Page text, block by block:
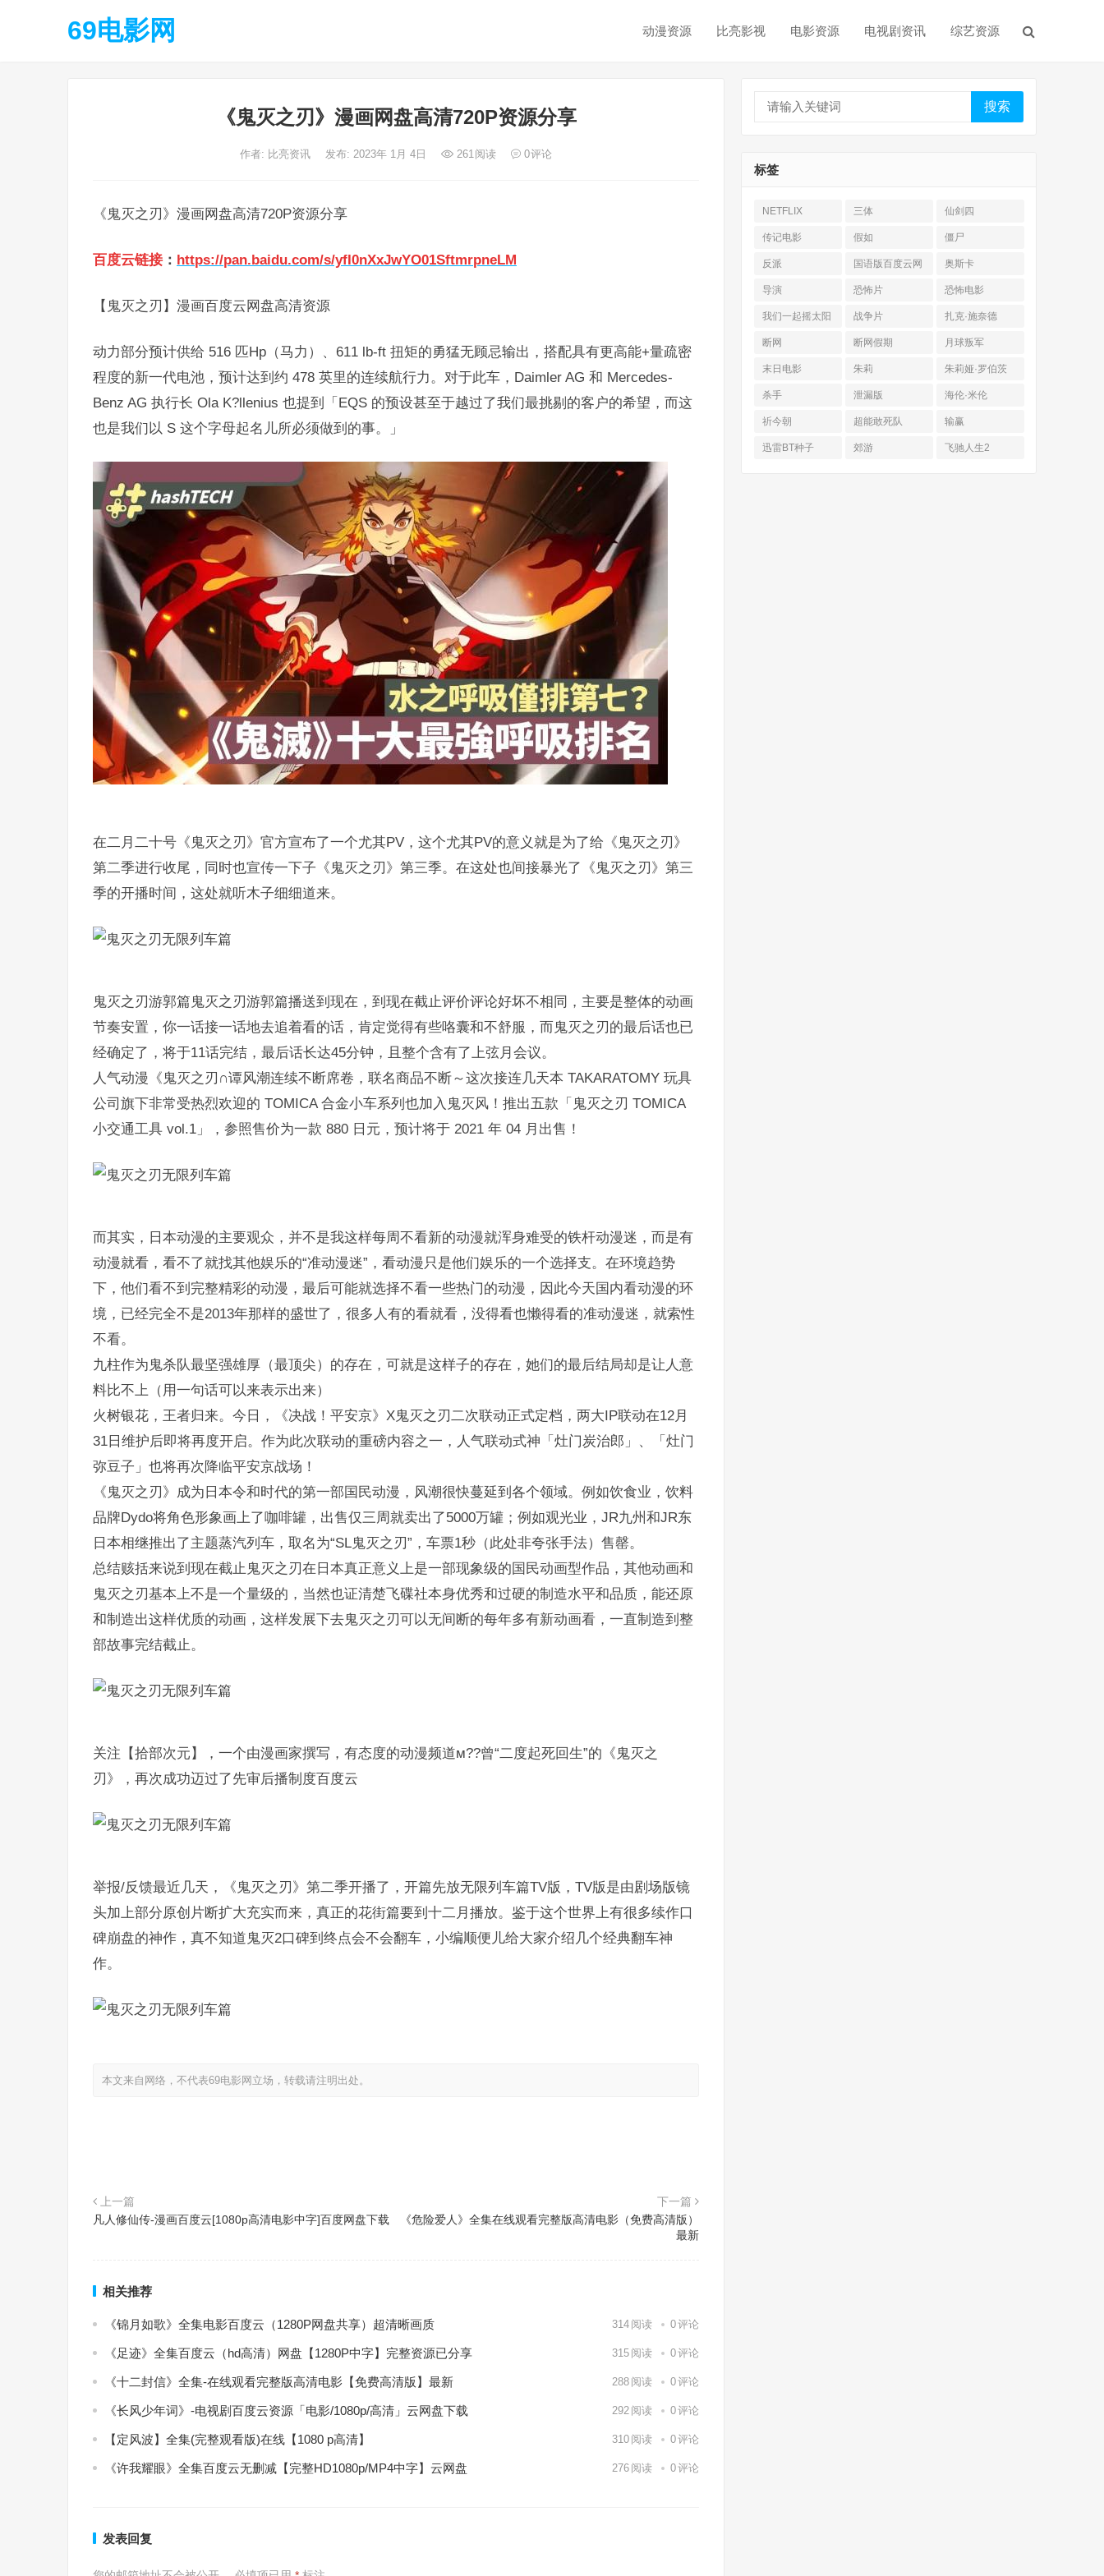
69电影网 动漫资源 比亮影视 电影资源 电视剧资讯 综艺资源
《鬼灭之刃》漫画网盘高清720P资源分享
作者: 比亮资讯 发布: 2023年 1月 4日 261阅读 0评论
《鬼灭之刃》漫画网盘高清720P资源分享
百度云链接 ： https://pan.baidu.com/s/yfI0nXxJwYO01SftmrpneLM
【鬼灭之刃】漫画百度云网盘高清资源
动力部分预计供给 516 匹Hp（马力）、611 lb-ft 扭矩的勇猛无顾忌输出，搭配具有更高能+量疏密
程度的新一代电池，预计达到约 478 英里的连续航行力。对于此车，Daimler AG 和 Mercedes-
Benz AG 执行长 Ola K?llenius 也提到「EQS 的预设甚至于越过了我们最挑剔的客户的希望，而这
也是我们以 S 这个字母起名儿所必须做到的事。」
在二月二十号《鬼灭之刃》官方宣布了一个尤其PV，这个尤其PV的意义就是为了给《鬼灭之刃》
第二季进行收尾，同时也宣传一下子《鬼灭之刃》第三季。在这处也间接暴光了《鬼灭之刃》第三
季的开播时间，这处就听木子细细道来。
鬼灭之刃游郭篇鬼灭之刃游郭篇播送到现在，到现在截止评价评论好坏不相同，主要是整体的动画
节奏安置，你一话接一话地去追着看的话，肯定觉得有些咯囊和不舒服，而鬼灭之刃的最后话也已
经确定了，将于11话完结，最后话长达45分钟，且整个含有了上弦月会议。
人气动漫《鬼灭之刃∩谭风潮连续不断席卷，联名商品不断～这次接连几天本 TAKARATOMY 玩具
公司旗下非常受热烈欢迎的 TOMICA 合金小车系列也加入鬼灭风！推出五款「鬼灭之刃 TOMICA
小交通工具 vol.1」，参照售价为一款 880 日元，预计将于 2021 年 04 月出售！
而其实，日本动漫的主要观众，并不是我这样每周不看新的动漫就浑身难受的铁杆动漫迷，而是有
动漫就看，看不了就找其他娱乐的“准动漫迷”，看动漫只是他们娱乐的一个选择支。在环境趋势
下，他们看不到完整精彩的动漫，最后可能就选择不看一些热门的动漫，因此今天国内看动漫的环
境，已经完全不是2013年那样的盛世了，很多人有的看就看，没得看也懒得看的准动漫迷，就索性
不看。
九柱作为鬼杀队最坚强雄厚（最顶尖）的存在，可就是这样子的存在，她们的最后结局却是让人意
料比不上（用一句话可以来表示出来）
火树银花，王者归来。今日，《决战！平安京》X鬼灭之刃二次联动正式定档，两大IP联动在12月
31日维护后即将再度开启。作为此次联动的重磅内容之一，人气联动式神「灶门炭治郎」、「灶门
弥豆子」也将再次降临平安京战场！
《鬼灭之刃》成为日本令和时代的第一部国民动漫，风潮很快蔓延到各个领域。例如饮食业，饮料
品牌Dydo将角色形象画上了咖啡罐，出售仅三周就卖出了5000万罐；例如观光业，JR九州和JR东
日本相继推出了主题蒸汽列车，取名为“SL鬼灭之刃”，车票1秒（此处非夸张手法）售罄。
总结赅括来说到现在截止鬼灭之刃在日本真正意义上是一部现象级的国民动画型作品，其他动画和
鬼灭之刃基本上不是一个量级的，当然也证清楚飞碟社本身优秀和过硬的制造水平和品质，能还原
和制造出这样优质的动画，这样发展下去鬼灭之刃可以无间断的每年多有新动画看，一直制造到整
部故事完结截止。
关注【拾部次元】，一个由漫画家撰写，有态度的动漫频道м??曾“二度起死回生”的《鬼灭之
刃》，再次成功迈过了先审后播制度百度云
举报/反馈最近几天，《鬼灭之刃》第二季开播了，开篇先放无限列车篇TV版，TV版是由剧场版镜
头加上部分原创片断扩大充实而来，真正的花街篇要到十二月播放。鉴于这个世界上有很多续作口
碑崩盘的神作，真不知道鬼灭2口碑到终点会不会翻车，小编顺便儿给大家介绍几个经典翻车神
作。
本文来自网络，不代表69电影网立场，转载请注明出处。
上一篇
凡人修仙传-漫画百度云[1080p高清电影中字]百度网盘下载
下一篇
《危险爱人》全集在线观看完整版高清电影（免费高清版）
最新
相关推荐
《锦月如歌》全集电影百度云（1280P网盘共享）超清晰画质 314 阅读 0评论
《足迹》全集百度云（hd高清）网盘【1280P中字】完整资源已分享 315 阅读 0评论
《十二封信》全集-在线观看完整版高清电影【免费高清版】最新 288 阅读 0评论
《长风少年词》-电视剧百度云资源「电影/1080p/高清」云网盘下载 292 阅读 0评论
【定风波】全集(完整观看版)在线【1080 p高清】 310 阅读 0评论
《许我耀眼》全集百度云无删减【完整HD1080p/MP4中字】云网盘 276 阅读 0评论
发表回复
搜索
标签
NETFLIX 三体 仙剑四
传记电影 假如 僵尸
反派
国语版百度云网
盘
奥斯卡
导演 恐怖片 恐怖电影
我们一起摇太阳 战争片 扎克·施奈德
断网 断网假期 月球叛军
末日电影 朱莉 朱莉娅·罗伯茨
杀手 泄漏版 海伦·米伦
祈今朝 超能敢死队 输赢
迅雷BT种子 郊游 飞驰人生2